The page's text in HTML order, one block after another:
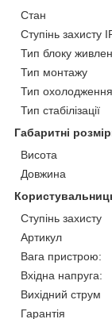
Стан
Ступінь захисту
Тип блоку
Тип монтажу
Тип охолодження
Тип стабілізації
Габаритні
Висота
Довжина
Ступінь захисту
Артикул
Вага пристрою:
Вхідна напруга:
Вихідний струм
Гарантія